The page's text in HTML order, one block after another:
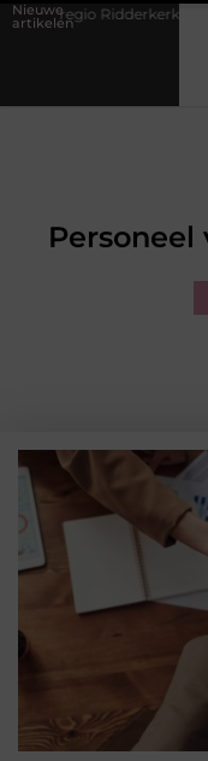
Nieuwe
artikelen
als decor voor zakelijke